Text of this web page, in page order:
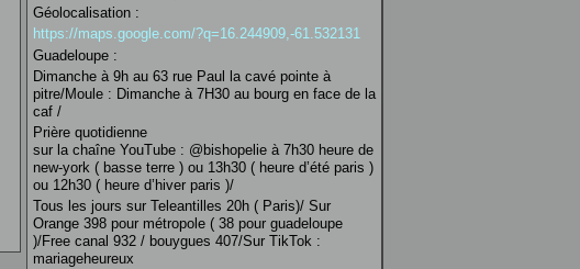
Géolocalisation :
https://maps.google.com/?q=16.244909,-61.532131
Guadeloupe :
Dimanche à 9h au 63 rue Paul la cavé pointe à
pitre/Moule : Dimanche à 7H30 au bourg en face de la
caf /
Prière quotidienne
sur la chaîne YouTube : @bishopelie à 7h30 heure de
new-york ( basse terre ) ou 13h30 ( heure d’été paris )
ou 12h30 ( heure d’hiver paris )/
Tous les jours sur Teleantilles 20h ( Paris)/ Sur
Orange 398 pour métropole ( 38 pour guadeloupe
)/Free canal 932 / bouygues 407/Sur TikTok :
mariageheureux